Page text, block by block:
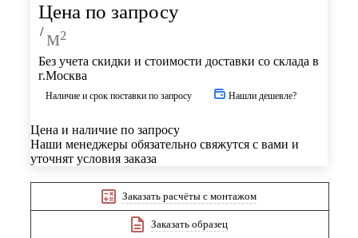
Цена по запросу
/ м²
Без учета скидки и стоимости доставки со склада в
г.Москва
Наличие и срок поставки по запросу Нашли дешевле?
Цена и наличие по запросу
Наши менеджеры обязательно свяжутся с вами и
уточнят условия заказа
Заказать расчёты с монтажом
Заказать образец